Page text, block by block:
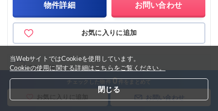
チェックした物件 0件をまとめて
物件詳細 お問い合わせ
お気に入りに追加
202(2階)
(管理費 4,000円)
1ＬＤＫ(29.68㎡)
当WebサイトではCookieを使用しています。
Cookieの使用に関する詳細はこちらをご覧ください。
閉じる